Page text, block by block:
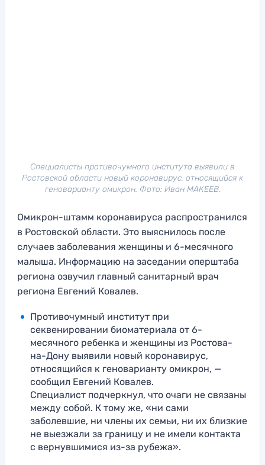
Специалисты противочумного института выявили в
Ростовской области новый коронавирус, относящийся к
геноварианту омикрон. Фото: Иван МАКЕЕВ.
Омикрон-штамм коронавируса распространился
в Ростовской области. Это выяснилось после
случаев заболевания женщины и 6-месячного
малыша. Информацию на заседании оперштаба
региона озвучил главный санитарный врач
региона Евгений Ковалев.
Противочумный институт при
секвенировании биоматериала от 6-
месячного ребенка и женщины из Ростова-
на-Дону выявили новый коронавирус,
относящийся к геноварианту омикрон, —
сообщил Евгений Ковалев.
Специалист подчеркнул, что очаги не связаны
между собой. К тому же, «ни сами
заболевшие, ни члены их семьи, ни их близкие
не выезжали за границу и не имели контакта
с вернувшимися из-за рубежа».